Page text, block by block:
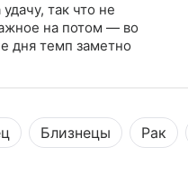
так что не
на потом — во
дня темп заметно
Близнецы Рак